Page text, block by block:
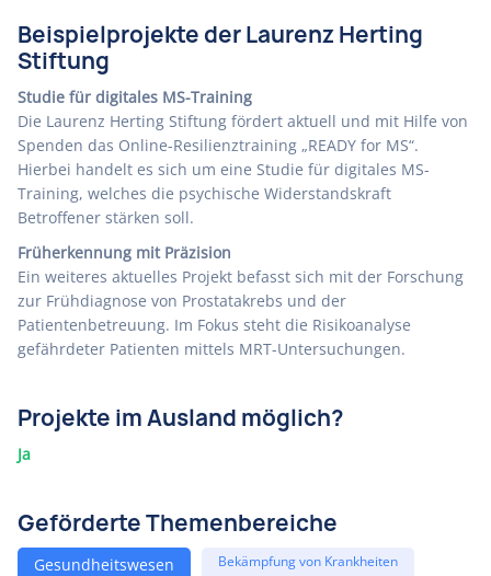
Beispielprojekte der Laurenz Herting
Stiftung
Studie für digitales MS-Training
Die Laurenz Herting Stiftung fördert aktuell und mit Hilfe von
Spenden das Online-Resilienztraining „READY for MS“.
Hierbei handelt es sich um eine Studie für digitales MS-
Training, welches die psychische Widerstandskraft
Betroffener stärken soll.
Früherkennung mit Präzision
Ein weiteres aktuelles Projekt befasst sich mit der Forschung
zur Frühdiagnose von Prostatakrebs und der
Patientenbetreuung. Im Fokus steht die Risikoanalyse
gefährdeter Patienten mittels MRT-Untersuchungen.
Projekte im Ausland möglich?
Ja
Geförderte Themenbereiche
Gesundheitswesen Bekämpfung von Krankheiten